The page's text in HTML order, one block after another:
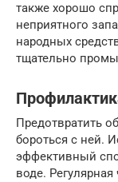
также хорошо
неприятного
народных
тщательно
Предотвратить
бороться с ней.
эффективный
воде.